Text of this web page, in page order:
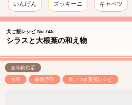
いんげん ズッキーニ キャベツ
犬ご飯レシピ No.745
シラスと大根葉の和え物
全年齢対応
食事 病気予防 食いつき重視レシピ